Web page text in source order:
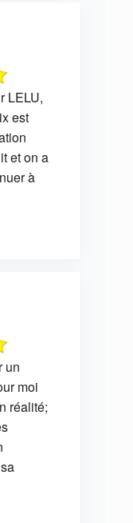
LELU,
est
et on a
à
un
moi
réalité;